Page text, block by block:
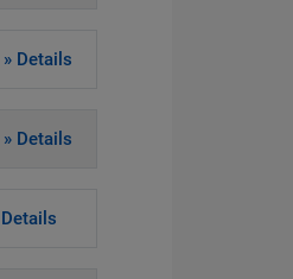
» Details
» Details
Details